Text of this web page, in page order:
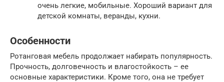
очень легкие, мобильные. Хороший вариант для
детской комнаты, веранды, кухни.
Особенности
Ротанговая мебель продолжает набирать популярность.
Прочность, долговечность и влагостойкость – ее
основные характеристики. Кроме того, она не требует